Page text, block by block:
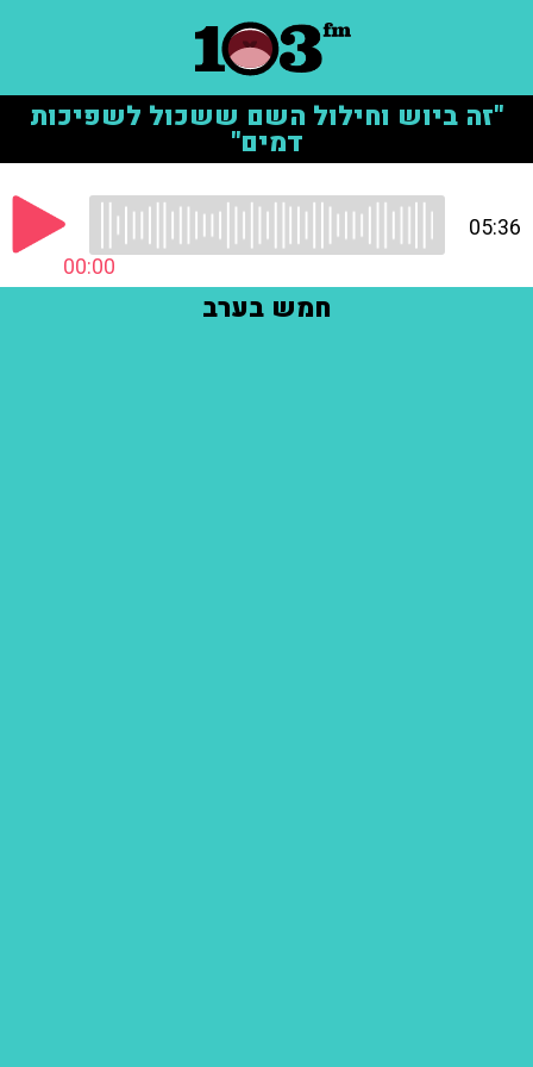
"זה ביוש וחילול השם ששכול לשפיכות
דמים"
00:00
05:36
חמש בערב